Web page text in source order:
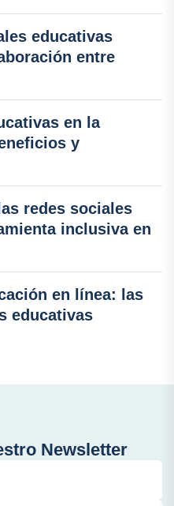
educativas
entre
en la
y
redes sociales
inclusiva en
en línea: las
educativas
Newsletter